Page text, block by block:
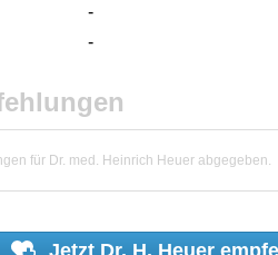
-
-
für Dr. med. Heinrich Heuer abgegeben.